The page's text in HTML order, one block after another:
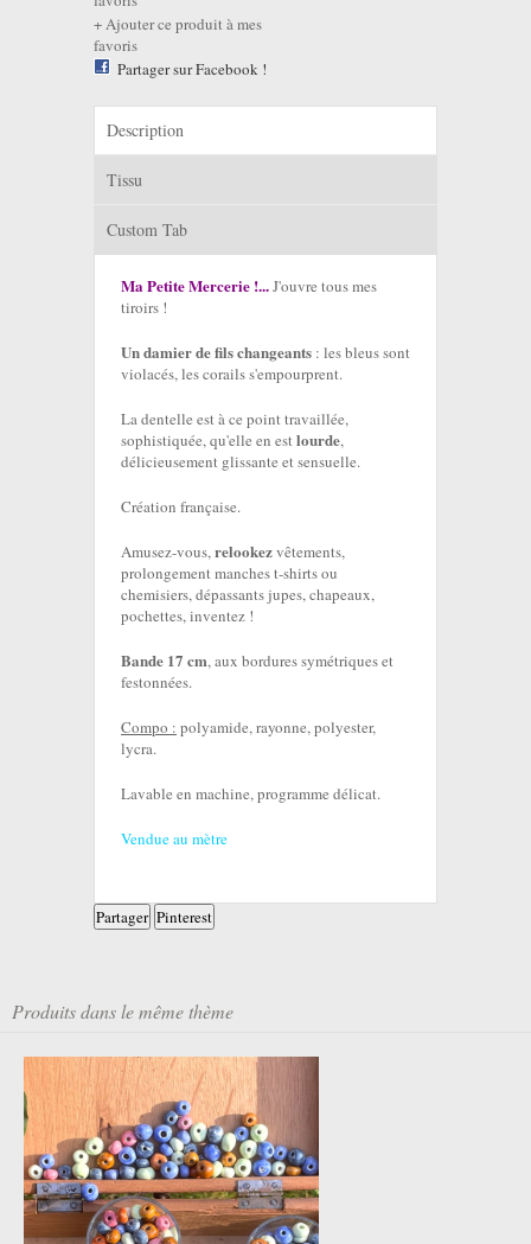
Ajouter ce produit à mes
favoris
Partager sur Facebook !
Description
Tissu
Custom Tab
Ma Petite Mercerie !...J'ouvre tous mes
tiroirs !
Un damier de fils changeants : les bleus sont
violacés, les corails s'empourprent.
La dentelle est à ce point travaillée,
sophistiquée, qu'elle en estlourde,
délicieusement glissante et sensuelle.
Création française.
Amusez-vous,relookezvêtements,
prolongement manches t-shirts ou
chemisiers, dépassants jupes, chapeaux,
pochettes, inventez !
Bande 17 cm, aux bordures symétriques et
festonnées.
Compo : polyamide, rayonne, polyester,
lycra.
Lavable en machine, programme délicat.
Vendue au mètre
Partager Pinterest
Produits dans le même thème